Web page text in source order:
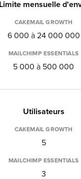
Limite mensuelle
CAKEMAIL GROWTH
6 000 à 24 000 000
MAILCHIMP ESSENTIALS
5 000 à 500 000
Utilisateurs
CAKEMAIL GROWTH
5
MAILCHIMP ESSENTIALS
3